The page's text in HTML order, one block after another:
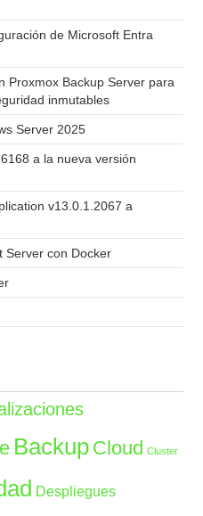
de Microsoft Entra
Proxmox Backup Server para
inmutables
Server 2025
a la nueva versión
v13.0.1.2067 a
Server con Docker
Backup Cloud Cluster
Despliegues